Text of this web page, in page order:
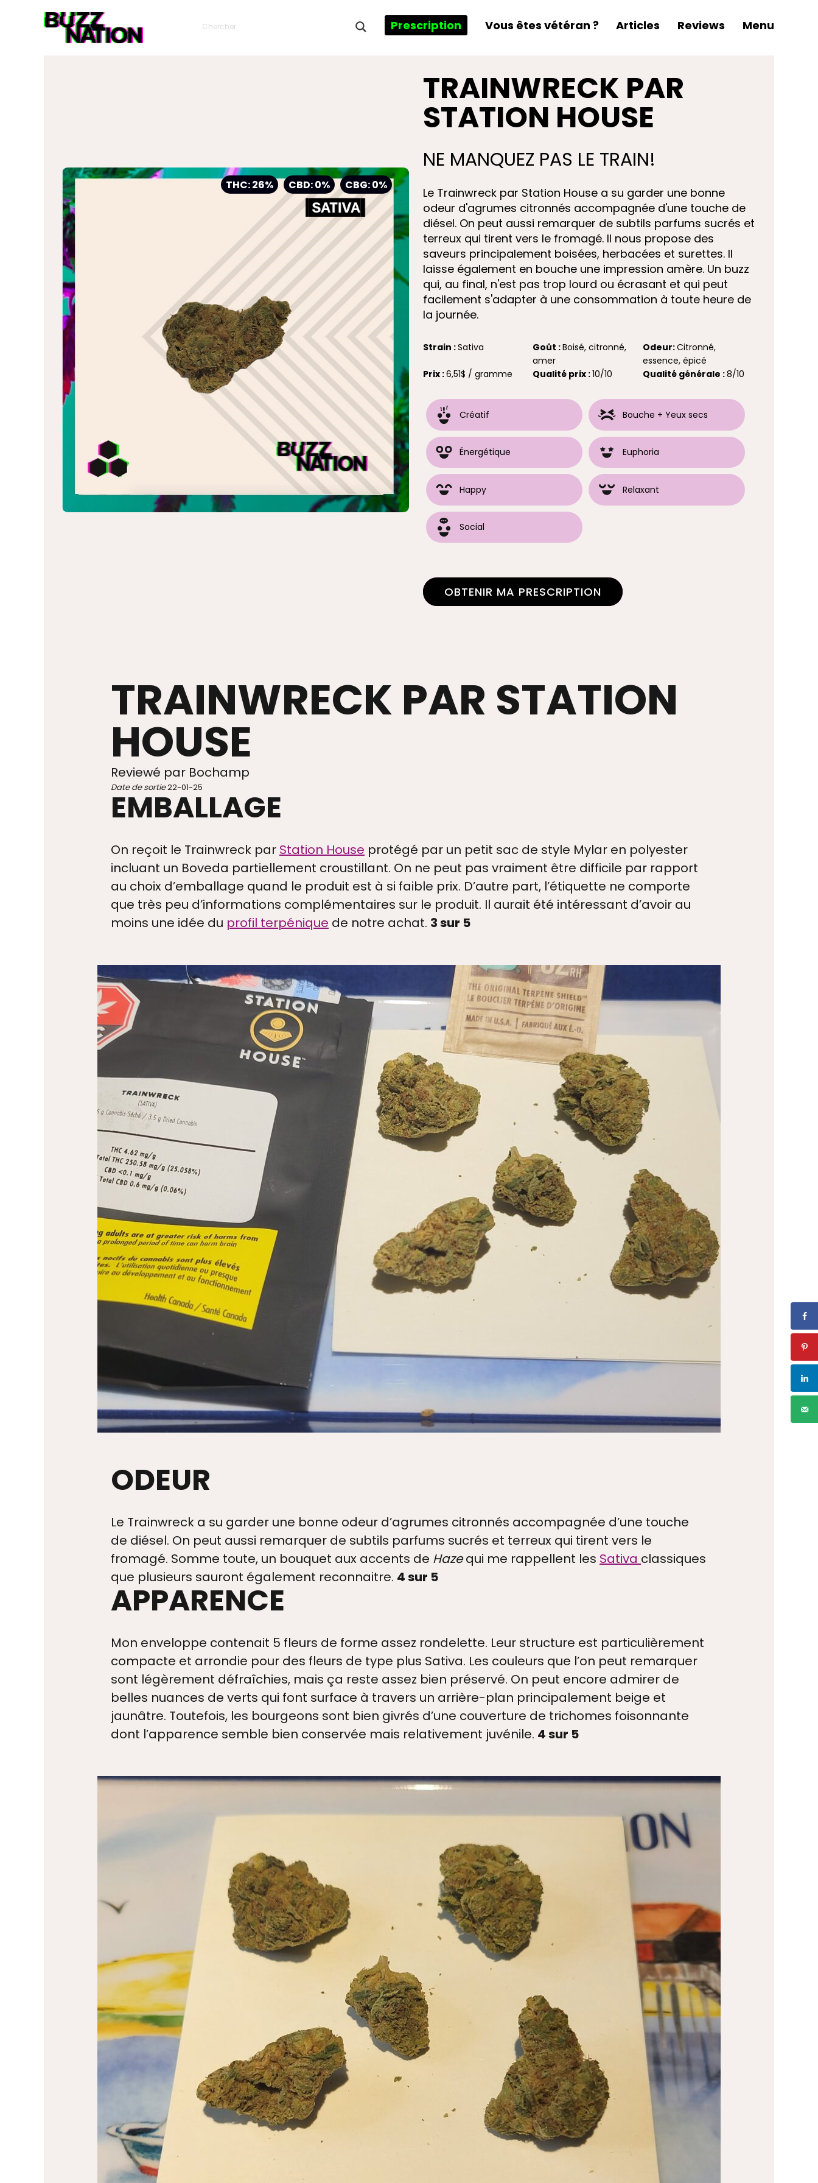
Prescription Vous êtes vétéran ? Articles Reviews Menu
+ VIDEOS
NAVIGATION
À PROPOS
BLOGUE
PRESCRIPTION
TRAVAILLER AVEC
THC: 26% CBD: 0% CBG: 0%
TRAINWRECK PAR
STATION HOUSE
NE MANQUEZ PAS LE TRAIN!
Le Trainwreck par Station House a su garder une bonne
odeur d'agrumes citronnés accompagnée d'une touche de
diésel. On peut aussi remarquer de subtils parfums sucrés et
terreux qui tirent vers le fromagé. Il nous propose des
saveurs principalement boisées, herbacées et surettes. Il
laisse également en bouche une impression amère. Un buzz
qui, au final, n'est pas trop lourd ou écrasant et qui peut
facilement s'adapter à une consommation à toute heure de
la journée.
Strain :Sativa Goût :Boisé, citronné,
amer
Odeur:Citronné,
essence, épicé
Prix :6,51$ / gramme Qualité prix :10/10 Qualité générale :8/10
Créatif Bouche + Yeux secs
Énergétique Euphoria
Happy Relaxant
Social
OBTENIR MA PRESCRIPTION
TRAINWRECK PAR STATION
HOUSE
Reviewé par Bochamp
Date de sortie22-01-25
EMBALLAGE
On reçoit le Trainwreck par Station House protégé par un petit sac de style Mylar en polyester
incluant un Boveda partiellement croustillant. On ne peut pas vraiment être difficile par rapport
au choix d’emballage quand le produit est à si faible prix. D’autre part, l’étiquette ne comporte
que très peu d’informations complémentaires sur le produit. Il aurait été intéressant d’avoir au
moins une idée du profil terpénique de notre achat. 3 sur 5
ODEUR
Le Trainwreck a su garder une bonne odeur d’agrumes citronnés accompagnée d’une touche
de diésel. On peut aussi remarquer de subtils parfums sucrés et terreux qui tirent vers le
fromagé. Somme toute, un bouquet aux accents de Hazequi me rappellent les Sativa classiques
que plusieurs sauront également reconnaitre. 4 sur 5
APPARENCE
Mon enveloppe contenait 5 fleurs de forme assez rondelette. Leur structure est particulièrement
compacte et arrondie pour des fleurs de type plus Sativa. Les couleurs que l’on peut remarquer
sont légèrement défraîchies, mais ça reste assez bien préservé. On peut encore admirer de
belles nuances de verts qui font surface à travers un arrière-plan principalement beige et
jaunâtre. Toutefois, les bourgeons sont bien givrés d’une couverture de trichomes foisonnante
dont l’apparence semble bien conservée mais relativement juvénile. 4 sur 5